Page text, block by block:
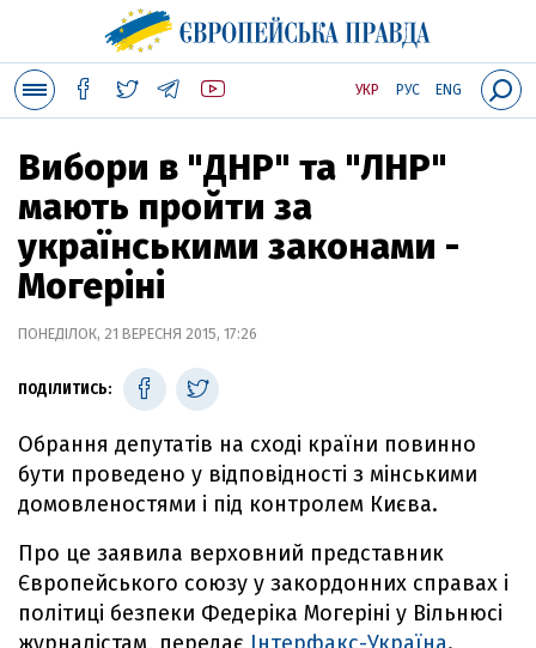
УКР РУС ENG
Вибори в "ДНР" та "ЛНР"
мають пройти за
українськими законами -
Могеріні
ПОНЕДІЛОК, 21 ВЕРЕСНЯ 2015, 17:26
ПОДІЛИТИСЬ:
Обрання депутатів на сході країни повинно
бути проведено у відповідності з мінськими
домовленостями і під контролем Києва.
Про це заявила верховний представник
Європейського союзу у закордонних справах і
політиці безпеки Федеріка Могеріні у Вільнюсі